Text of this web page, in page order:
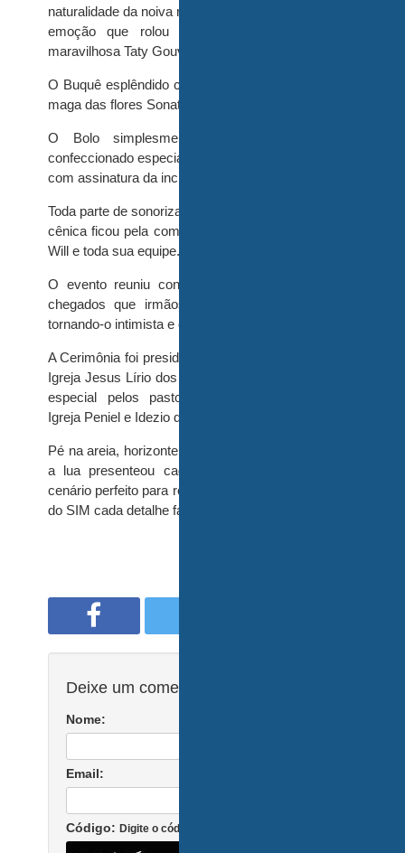
naturalidade da noiva resistente a cada lágrima de
emoção que rolou foi feita pelas mãos da
maravilhosa Taty Gouveia.
O Buquê esplêndido com Rosas Callas feita pela
maga das flores Sonati.
O Bolo simplesmente uma obra de arte
confeccionado especialmente para este momento
com assinatura da incrível Laura Cabral.
Toda parte de sonorização, estrutural e iluminação
cênica ficou pela competência do maravilhoso Dj
Will e toda sua equipe.
O evento reuniu convidados e familiares mais
chegados que irmãos de modo bem singular,
tornando-o intimista e com a frequência do amor.
A Cerimônia foi presidida pelo Pastor Hamilton da
Igreja Jesus Lírio dos Vales e teve a participação
especial pelos pastores Roberto Santana da
Igreja Peniel e Idezio de Itagi.
Pé na areia, horizonte aberto e uma noite em que
a lua presenteou cada um com seu brilho, o
cenário perfeito para realizar sonhos, pois na hora
do SIM cada detalhe faz a diferença.
Deixe um comentário:
Nome:
Email:
Código: Digite o código no campo ao lado